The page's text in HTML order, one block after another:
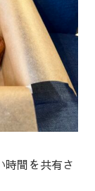
時間を共有さ